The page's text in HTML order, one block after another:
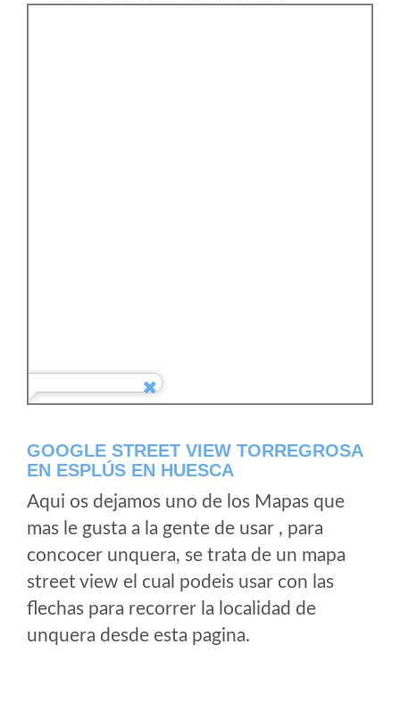
GOOGLE STREET VIEW TORREGROSA
EN ESPLÚS EN HUESCA
Aqui os dejamos uno de los Mapas que
mas le gusta a la gente de usar , para
concocer unquera, se trata de un mapa
street view el cual podeis usar con las
flechas para recorrer la localidad de
unquera desde esta pagina.